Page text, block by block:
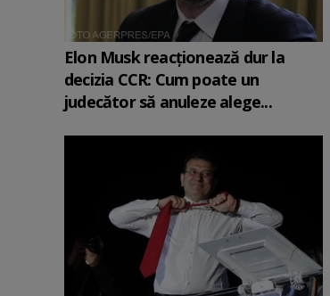
Elon Musk reacționează dur la
decizia CCR: Cum poate un
judecător să anuleze alege...